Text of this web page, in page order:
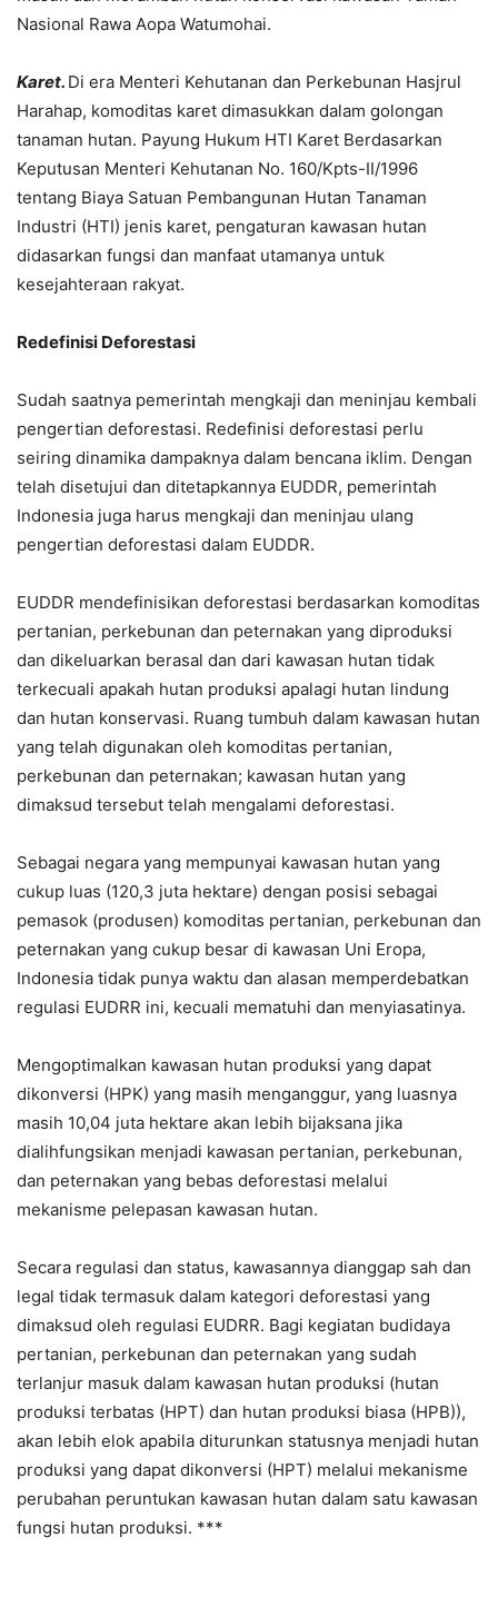
Nasional Rawa Aopa Watumohai.
Karet. Di era Menteri Kehutanan dan Perkebunan Hasjrul
Harahap, komoditas karet dimasukkan dalam golongan
tanaman hutan. Payung Hukum HTI Karet Berdasarkan
Keputusan Menteri Kehutanan No. 160/Kpts-II/1996
tentang Biaya Satuan Pembangunan Hutan Tanaman
Industri (HTI) jenis karet, pengaturan kawasan hutan
didasarkan fungsi dan manfaat utamanya untuk
kesejahteraan rakyat.
Redefinisi Deforestasi
Sudah saatnya pemerintah mengkaji dan meninjau kembali
pengertian deforestasi. Redefinisi deforestasi perlu
seiring dinamika dampaknya dalam bencana iklim. Dengan
telah disetujui dan ditetapkannya EUDDR, pemerintah
Indonesia juga harus mengkaji dan meninjau ulang
pengertian deforestasi dalam EUDDR.
EUDDR mendefinisikan deforestasi berdasarkan komoditas
pertanian, perkebunan dan peternakan yang diproduksi
dan dikeluarkan berasal dan dari kawasan hutan tidak
terkecuali apakah hutan produksi apalagi hutan lindung
dan hutan konservasi. Ruang tumbuh dalam kawasan hutan
yang telah digunakan oleh komoditas pertanian,
perkebunan dan peternakan; kawasan hutan yang
dimaksud tersebut telah mengalami deforestasi.
Sebagai negara yang mempunyai kawasan hutan yang
cukup luas (120,3 juta hektare) dengan posisi sebagai
pemasok (produsen) komoditas pertanian, perkebunan dan
peternakan yang cukup besar di kawasan Uni Eropa,
Indonesia tidak punya waktu dan alasan memperdebatkan
regulasi EUDRR ini, kecuali mematuhi dan menyiasatinya.
Mengoptimalkan kawasan hutan produksi yang dapat
dikonversi (HPK) yang masih menganggur, yang luasnya
masih 10,04 juta hektare akan lebih bijaksana jika
dialihfungsikan menjadi kawasan pertanian, perkebunan,
dan peternakan yang bebas deforestasi melalui
mekanisme pelepasan kawasan hutan.
Secara regulasi dan status, kawasannya dianggap sah dan
legal tidak termasuk dalam kategori deforestasi yang
dimaksud oleh regulasi EUDRR. Bagi kegiatan budidaya
pertanian, perkebunan dan peternakan yang sudah
terlanjur masuk dalam kawasan hutan produksi (hutan
produksi terbatas (HPT) dan hutan produksi biasa (HPB)),
akan lebih elok apabila diturunkan statusnya menjadi hutan
produksi yang dapat dikonversi (HPT) melalui mekanisme
perubahan peruntukan kawasan hutan dalam satu kawasan
fungsi hutan produksi. ***